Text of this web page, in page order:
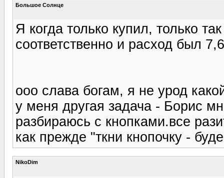
Большое Солнце
Я когда только купил, только
соответственно и расход был
ооо слава богам, я не урод
у меня другая задача - Борис
разбираюсь с кнопками.все
как прежде "ткни кнопочку -
NikoDim